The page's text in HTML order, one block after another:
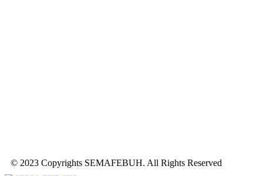
© 2023 Copyrights SEMAFEBUH. All Rights Reserved